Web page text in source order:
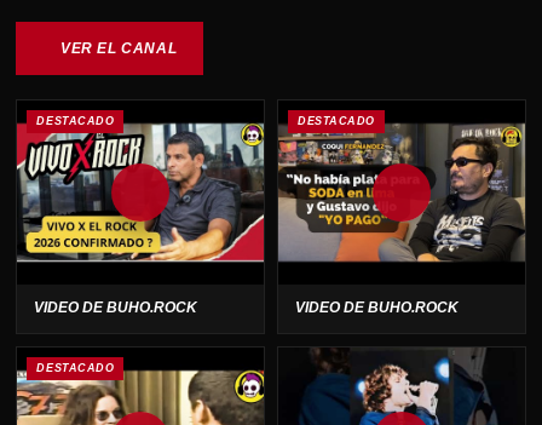
VER EL CANAL
DESTACADO
VIDEO DE BUHO.ROCK
DESTACADO
VIDEO DE BUHO.ROCK
DESTACADO